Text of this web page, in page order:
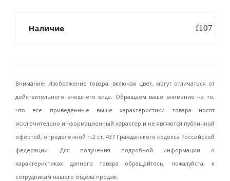
Наличие
Внимание! Изображение товара, включая цвет, могут отличаться от
действительного внешнего вида. Обращаем ваше внимание на то,
что все приведённые выше характеристики товара носят
исключительно информационный характер и не являются публичной
офертой, определенной п.2 ст. 437 Гражданского кодекса Российской
федерации. Для получения подробной информации о
характеристиках данного товара обращайтесь, пожалуйста, к
сотрудникам нашего отдела продаж.